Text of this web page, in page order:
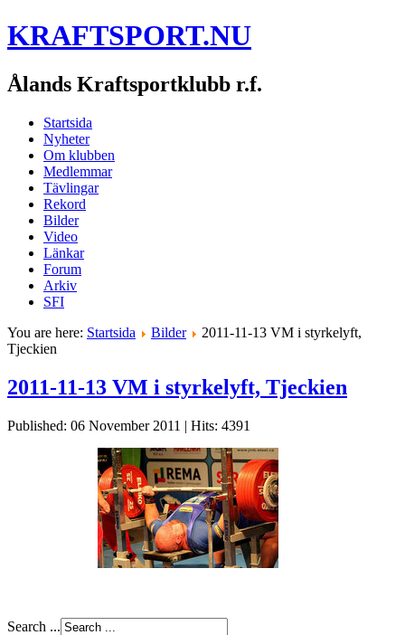
KRAFTSPORT.NU
Ålands Kraftsportklubb r.f.
Startsida
Nyheter
Om klubben
Medlemmar
Tävlingar
Rekord
Bilder
Video
Länkar
Forum
Arkiv
SFI
You are here: Startsida Bilder
2011-11-13 VM i styrkelyft,
Tjeckien
2011-11-13 VM i styrkelyft, Tjeckien
Published: 06 November 2011 | Hits: 4391
Search ...